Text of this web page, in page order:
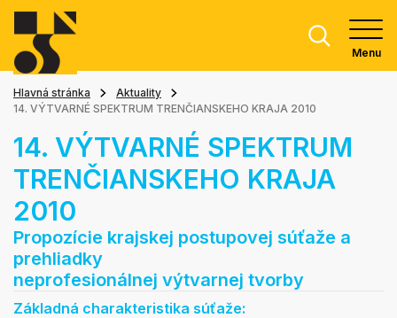
Menu
Hlavná stránka
Aktuality
14. VÝTVARNÉ SPEKTRUM TRENČIANSKEHO KRAJA 2010
14. VÝTVARNÉ SPEKTRUM
TRENČIANSKEHO KRAJA
2010
Propozície krajskej postupovej súťaže a
prehliadky
neprofesionálnej výtvarnej tvorby
Základná charakteristika súťaže: